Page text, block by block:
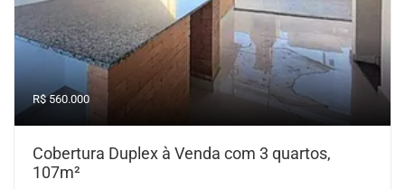
R$ 560.000
Cobertura Duplex à Venda com 3 quartos,
107m²